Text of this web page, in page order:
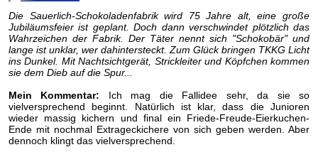
Die Sauerlich-Schokoladenfabrik wird 75 Jahre alt, eine große
Jubiläumsfeier ist geplant. Doch dann verschwindet plötzlich das
Wahrzeichen der Fabrik. Der Täter nennt sich "Schokobär" und
lange ist unklar, wer dahintersteckt. Zum Glück bringen TKKG Licht
ins Dunkel. Mit Nachtsichtgerät, Strickleiter und Köpfchen kommen
sie dem Dieb auf die Spur...
Mein Kommentar: Ich mag die Fallidee sehr, da sie so
vielversprechend beginnt. Natürlich ist klar, dass die Junioren
wieder massig kichern und final ein Friede-Freude-Eierkuchen-
Ende mit nochmal Extrageckichere von sich geben werden. Aber
dennoch klingt das vielversprechend.